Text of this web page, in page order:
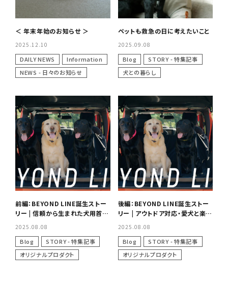
＜ 年末年始のお知らせ ＞
2025.12.10
DAILY NEWS
Information
NEWS - 日々のお知らせ
ペットも救急の日に考えたいこと
2025.09.08
Blog
STORY - 特集記事
犬との暮らし
前編：BEYOND LINE誕生ストー
リー | 信頼から生まれた犬用首
2025.08.08
Blog
STORY - 特集記事
オリジナルプロダクト
後編：BEYOND LINE誕生ストー
リー | アウトドア対応・愛犬と楽し
2025.08.08
Blog
STORY - 特集記事
オリジナルプロダクト